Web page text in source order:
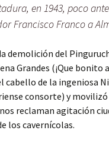
en 1943, poco
Francisco Franco a
demolición del
Grandes (¡Que bonito
cabello de la ingeniosa
consorte) y movilizó
reclaman agitación
los cavernícolas.